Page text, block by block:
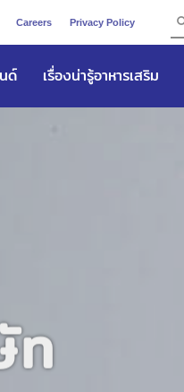
Careers Privacy Policy
ด์ เรื่องน่ารู้อาหารเสริม
ท